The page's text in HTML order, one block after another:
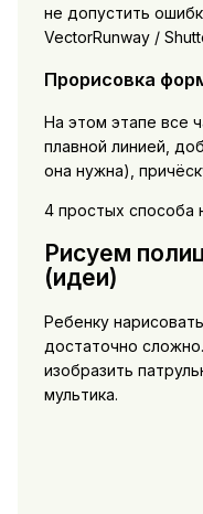
не допустить
VectorRunway /
Прорисовка
На этом этапе все
плавной линией,
она нужна),
4 простых способа
Рисуем
(идеи)
Ребенку
достаточно
изобразить
мультика.